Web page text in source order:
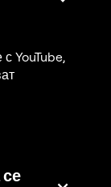
YouTube,